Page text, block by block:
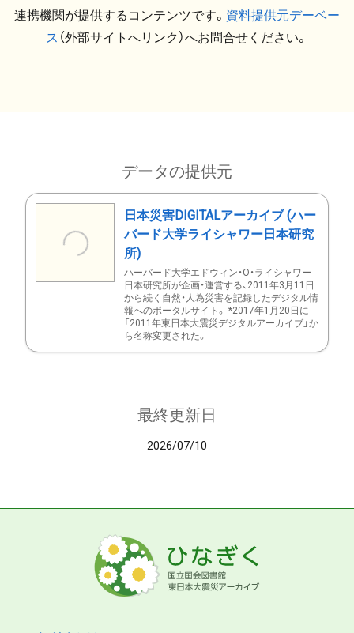
連携機関が提供するコンテンツです。 資料提供元デーベー
ス （外部サイトへリンク）へお問合せください。
データの提供元
日本災害DIGITALアーカイブ (ハー
バード大学ライシャワー日本研究
所)
ハーバード大学エドウィン・O・ライシャワー
日本研究所が企画・運営する、2011年3月11日
から続く自然・人為災害を記録したデジタル情
報へのポータルサイト。 *2017年1月20日に
「2011年東日本大震災デジタルアーカイブ」か
ら名称変更された。
最終更新日
2026/07/10